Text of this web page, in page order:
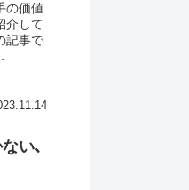
の価値
介して
記事で
い､